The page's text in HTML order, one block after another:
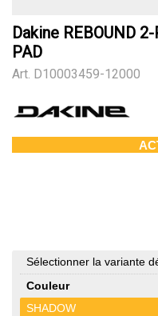
Dakine REBOUND
PAD
Art. D10003459-12000
Sélectionner la variante
Couleur
SHADOW